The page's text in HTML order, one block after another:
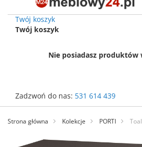
Twój koszyk
Twój koszyk
Nie posiadasz produktów
Zadzwoń do nas: 531 614 439
Przejdź
treści
Strona główna Kolekcje PORTI
Przejdź